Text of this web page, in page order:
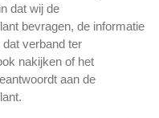
dat wij de
bevragen, de informatie
verband ter
nakijken of het
aan de